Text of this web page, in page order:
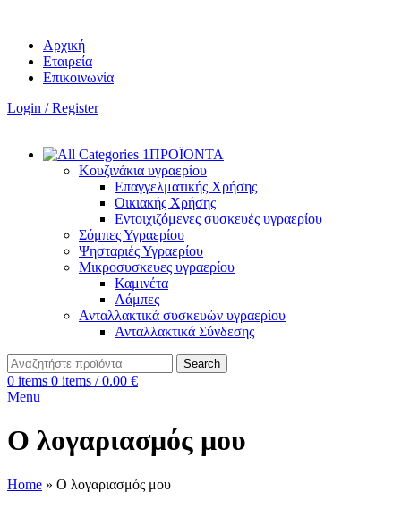
Αρχική
Εταιρεία
Επικοινωνία
Login / Register
ΠΡΟΪΟΝΤΑ
Κουζινάκια υγραερίου
Επαγγελματικής Χρήσης
Οικιακής Χρήσης
Εντοιχιζόμενες συσκευές υγραερίου
Σόμπες Υγραερίου
Ψησταριές Υγραερίου
Μικροσυσκευες υγραερίου
Καμινέτα
Λάμπες
Ανταλλακτικά συσκευών υγραερίου
Ανταλλακτικά Σύνδεσης
Search
0 items 0 items / 0.00 €
Menu
Ο λογαριασμός μου
Home » Ο λογαριασμός μου